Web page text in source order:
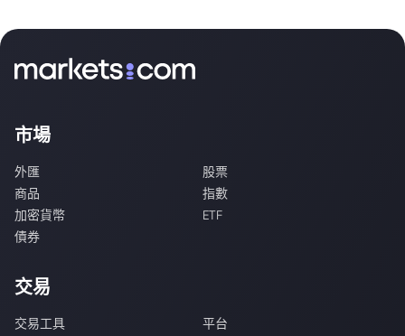
市場
外匯
股票
商品
指數
加密貨幣
ETF
債券
交易
交易工具
平台